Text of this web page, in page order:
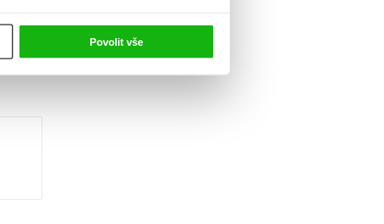
Povolit vše